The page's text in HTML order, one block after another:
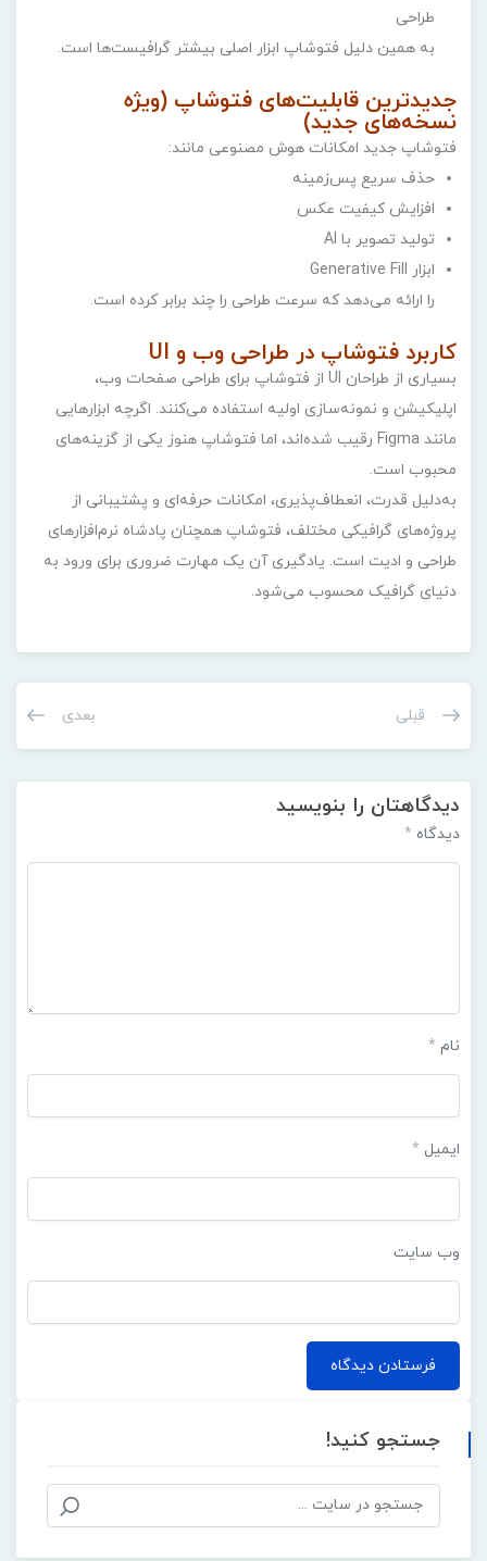
طراحی
به همین دلیل فتوشاپ ابزار اصلی بیشتر گرافیست‌ها است.
جدیدترین قابلیت‌های فتوشاپ (ویژه
نسخه‌های جدید)
فتوشاپ جدید امکانات هوش مصنوعی مانند:
حذف سریع پس‌زمینه
افزایش کیفیت عکس
تولید تصویر با AI
ابزار Generative Fill
را ارائه می‌دهد که سرعت طراحی را چند برابر کرده است.
کاربرد فتوشاپ در طراحی وب و UI
بسیاری از طراحان UI از فتوشاپ برای طراحی صفحات وب،
اپلیکیشن و نمونه‌سازی اولیه استفاده می‌کنند. اگرچه ابزارهایی
مانند Figma رقیب شده‌اند، اما فتوشاپ هنوز یکی از گزینه‌های
محبوب است.
به‌دلیل قدرت، انعطاف‌پذیری، امکانات حرفه‌ای و پشتیبانی از
پروژه‌های گرافیکی مختلف، فتوشاپ همچنان پادشاه نرم‌افزارهای
طراحی و ادیت است. یادگیری آن یک مهارت ضروری برای ورود به
دنیای گرافیک محسوب می‌شود.
قبلی بعدی
دیدگاهتان را بنویسید
دیدگاه *
نام *
ایمیل *
وب‌ سایت
جستجو کنید!